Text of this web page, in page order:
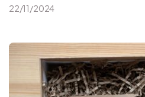
22/11/2024